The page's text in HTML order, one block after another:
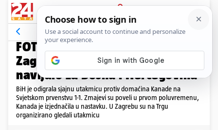
PRIJAVA
Galerija Komentari
ZMAJEVI U FOKUSU
FOTO Nije Sarajevo nego
Zagreb. Evo kako se na Trgu
navijalo za Bosnu i Hercegovinu
BiH je odigrala sjajnu utakmicu protiv domaćina Kanade na
Svjetskom prvenstvu 1-1. Zmajevi su poveli u prvom poluvremenu,
Kanada je izjednačila u nastavku. U Zagrebu su na Trgu
organizirano gledali utakmicu